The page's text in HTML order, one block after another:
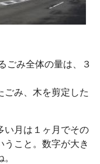
ごみ全体の量は、３
ごみ、木を剪定した
い月は１ヶ月でその
うこと。数字が大き